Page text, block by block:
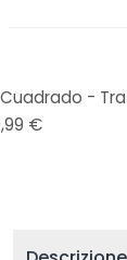
-
€